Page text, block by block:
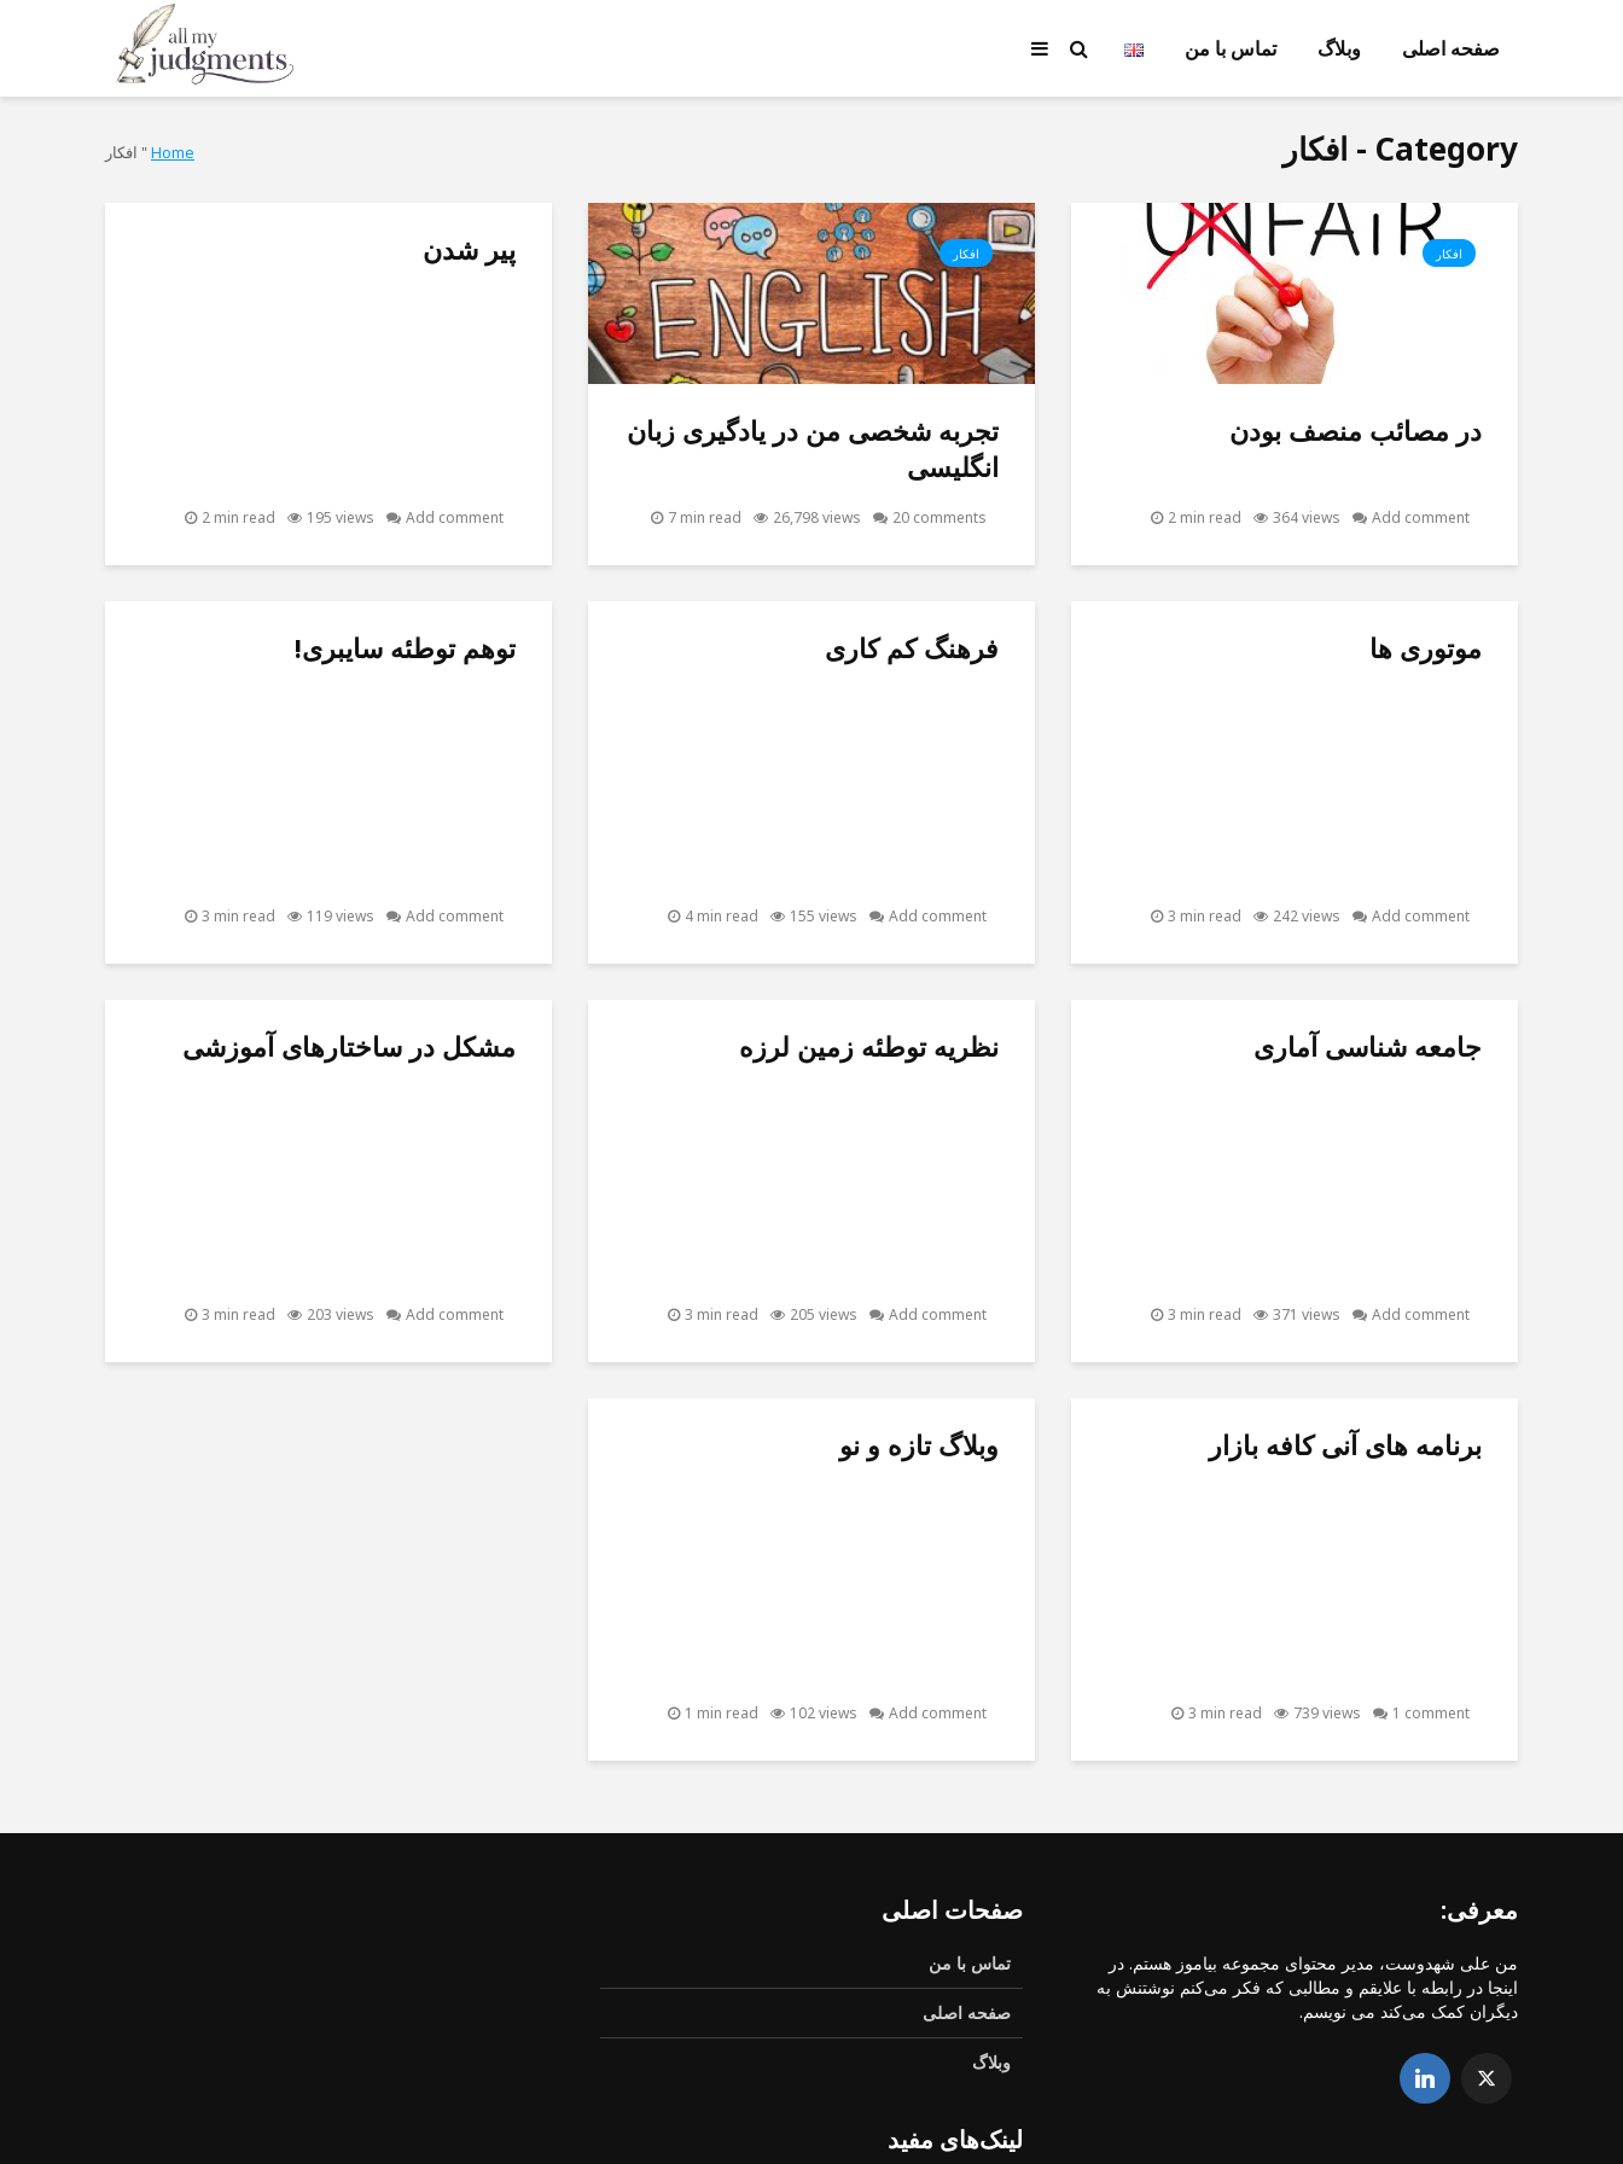
صفحه اصلی وبلاگ تماس با من
Category - افکار Home
" افکار
افکار
در مصائب منصف بودن
Add comment
364 views
2 min read
افکار
تجربه شخصی من در یادگیری زبان
انگلیسی
20 comments
26,798 views
7 min read
پیر شدن
Add comment
195 views
2 min read
موتوری ها
Add comment
242 views
3 min read
فرهنگ کم کاری
Add comment
155 views
4 min read
توهم توطئه سایبری!
Add comment
119 views
3 min read
جامعه شناسی آماری
Add comment
371 views
3 min read
نظریه توطئه زمین لرزه
Add comment
205 views
3 min read
مشکل در ساختارهای آموزشی
Add comment
203 views
3 min read
برنامه های آنی کافه بازار
1 comment
739 views
3 min read
وبلاگ تازه و نو
Add comment
102 views
1 min read
معرفی:
من علی شهدوست، مدیر محتوای مجموعه بیاموز هستم. در
اینجا در رابطه با علایقم و مطالبی که فکر می‌کنم نوشتنش به
دیگران کمک می‌کند می نویسم.
صفحات اصلی
تماس با من
صفحه اصلی
وبلاگ
لینک‌های مفید